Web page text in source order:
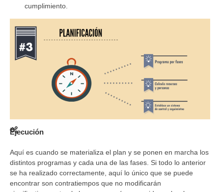
cumplimiento.
Ejecución
Aquí es cuando se materializa el plan y se ponen en marcha los
distintos programas y cada una de las fases. Si todo lo anterior
se ha realizado correctamente, aquí lo único que se puede
encontrar son contratiempos que no modificarán